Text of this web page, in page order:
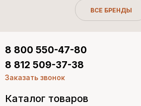
ВСЕ БРЕНДЫ
Каталог товаров
8 800 550-47-80
8 812 509-37-38
Заказать звонок